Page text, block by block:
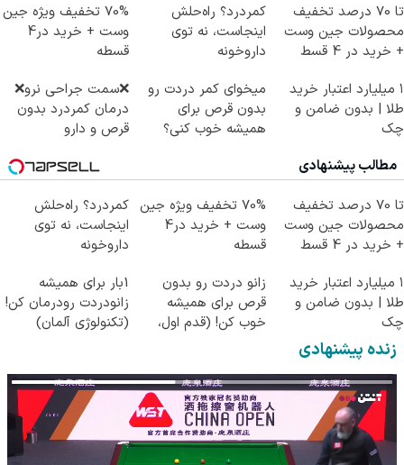
تا 70 درصد تخفیف
محصولات جین وست
+ خرید در 4 قسط
کمردرد؟ راه‌حلش
اینجاست، نه توی
داروخونه
70% تخفیف ویژه جین
وست + خرید در4
قسطه
۱ میلیارد اعتبار خرید
طلا | بدون ضامن و
چک
میخوای کمر دردت رو
بدون قرص برای
همیشه خوب کنی؟
❌سمت جراحی نرو❌
درمان کمردرد بدون
قرص و دارو
مطالب پیشنهادی
تا 70 درصد تخفیف
محصولات جین وست
+ خرید در 4 قسط
70% تخفیف ویژه جین
وست + خرید در4
قسطه
کمردرد؟ راه‌حلش
اینجاست، نه توی
داروخونه
۱ میلیارد اعتبار خرید
طلا | بدون ضامن و
چک
زانو دردت رو بدون
قرص برای همیشه
خوب کن! (قدم اول،
1بار برای همیشه
زانودردت رودرمان کن!
(تکنولوژی آلمان)
زنده پیشنهادی